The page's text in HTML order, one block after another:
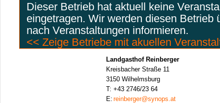
Dieser Betrieb hat aktuell keine
eingetragen. Wir werden diesen Betrieb
nach Veranstaltungen informieren.
<< Zeige Betriebe mit akuellen
Landgasthof Reinberger
Kreisbacher Straße 11
3150 Wilhelmsburg
T: +43 2746/23 64
E: reinberger@synops.at